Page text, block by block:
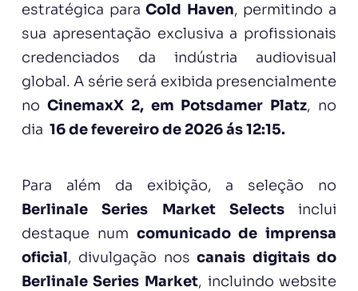
estratégica paraCold Haven, permitindo a
sua apresentação exclusiva a profissionais
credenciados da indústria audiovisual
global. A série será exibida presencialmente
no CinemaxX 2, em Potsdamer Platz, no
dia 16 de fevereiro de 2026 ás 12:15.
Para além da exibição, a seleção no
Berlinale Series Market Selectsinclui
destaque num comunicado de imprensa
oficial, divulgação noscanais digitais do
Berlinale Series Market, incluindo website